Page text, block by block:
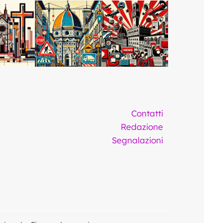
Contatti
Redazione
Segnalazioni